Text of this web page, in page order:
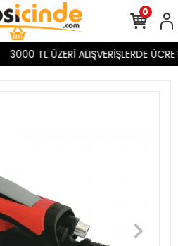
3000 TL ÜZERİ ALIŞVERİŞLERDE
0